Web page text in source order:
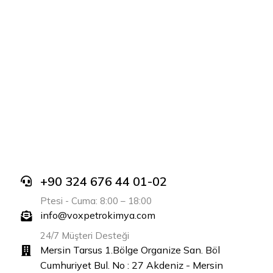
+90 324 676 44 01-02
Ptesi - Cuma: 8:00 – 18:00
info@voxpetrokimya.com
24/7 Müşteri Desteği
Mersin Tarsus 1.Bölge Organize San. Böl
Cumhuriyet Bul. No : 27 Akdeniz - Mersin